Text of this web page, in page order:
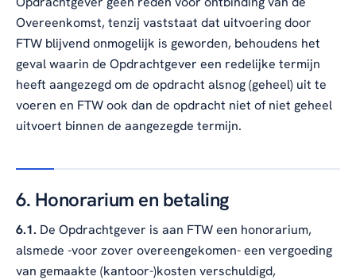
Overeenkomst, tenzij vaststaat dat uitvoering door
FTW blijvend onmogelijk is geworden, behoudens het
geval waarin de Opdrachtgever een redelijke termijn
heeft aangezegd om de opdracht alsnog (geheel) uit te
voeren en FTW ook dan de opdracht niet of niet geheel
uitvoert binnen de aangezegde termijn.
6. Honorarium en betaling
6.1. De Opdrachtgever is aan FTW een honorarium,
alsmede -voor zover overeengekomen- een vergoeding
van gemaakte (kantoor-)kosten verschuldigd,